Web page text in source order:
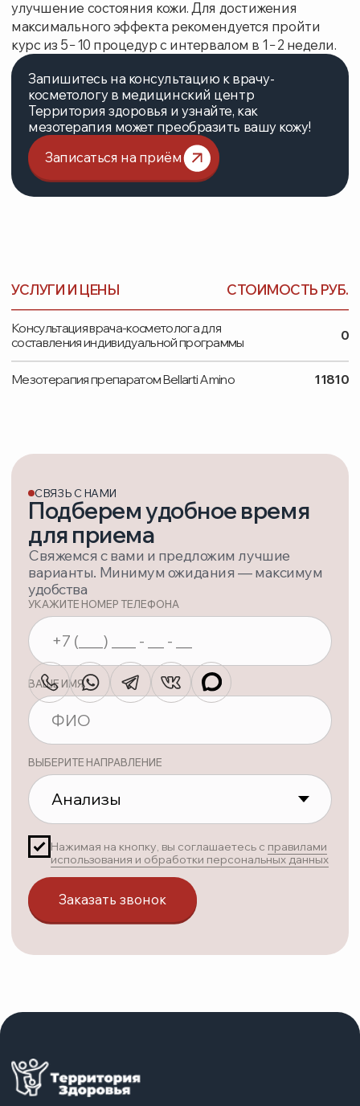
ВЫБЕРИТЕ НАПРАВЛЕНИЕ
Нажимая на кнопку, вы соглашаетесь с правилами
использования и обработки персональных данных
Заказать звонок
№ Л041-01162-50/00770450 от 15.11.2023
Политика конфиденциальности
Соглашение об обработке персональных данных
©Территория Здоровья
ВРАЧИ
ЦЕНЫ
О НАС
ОБОРУДОВАНИЕ
ПАЦИЕНТАМ
КОНТАКТЫ
ТЕЛЕФОН
+ 7 (495) 748-97-09
+ 7 (929) 573-06-23
ortomedsalon@gmail.com
АДРЕС
Московская область, г. Дзержинский,
ул. Лесная, дом 1
Яндекс карта